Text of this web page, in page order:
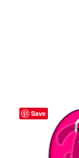
Save